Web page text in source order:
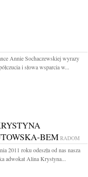
Annie Sochaczewskiej wyrazy
i słowa wsparcia w...
BEM RADOM
2011 roku odeszła od nas nasza
adwokat Alina Krystyna...